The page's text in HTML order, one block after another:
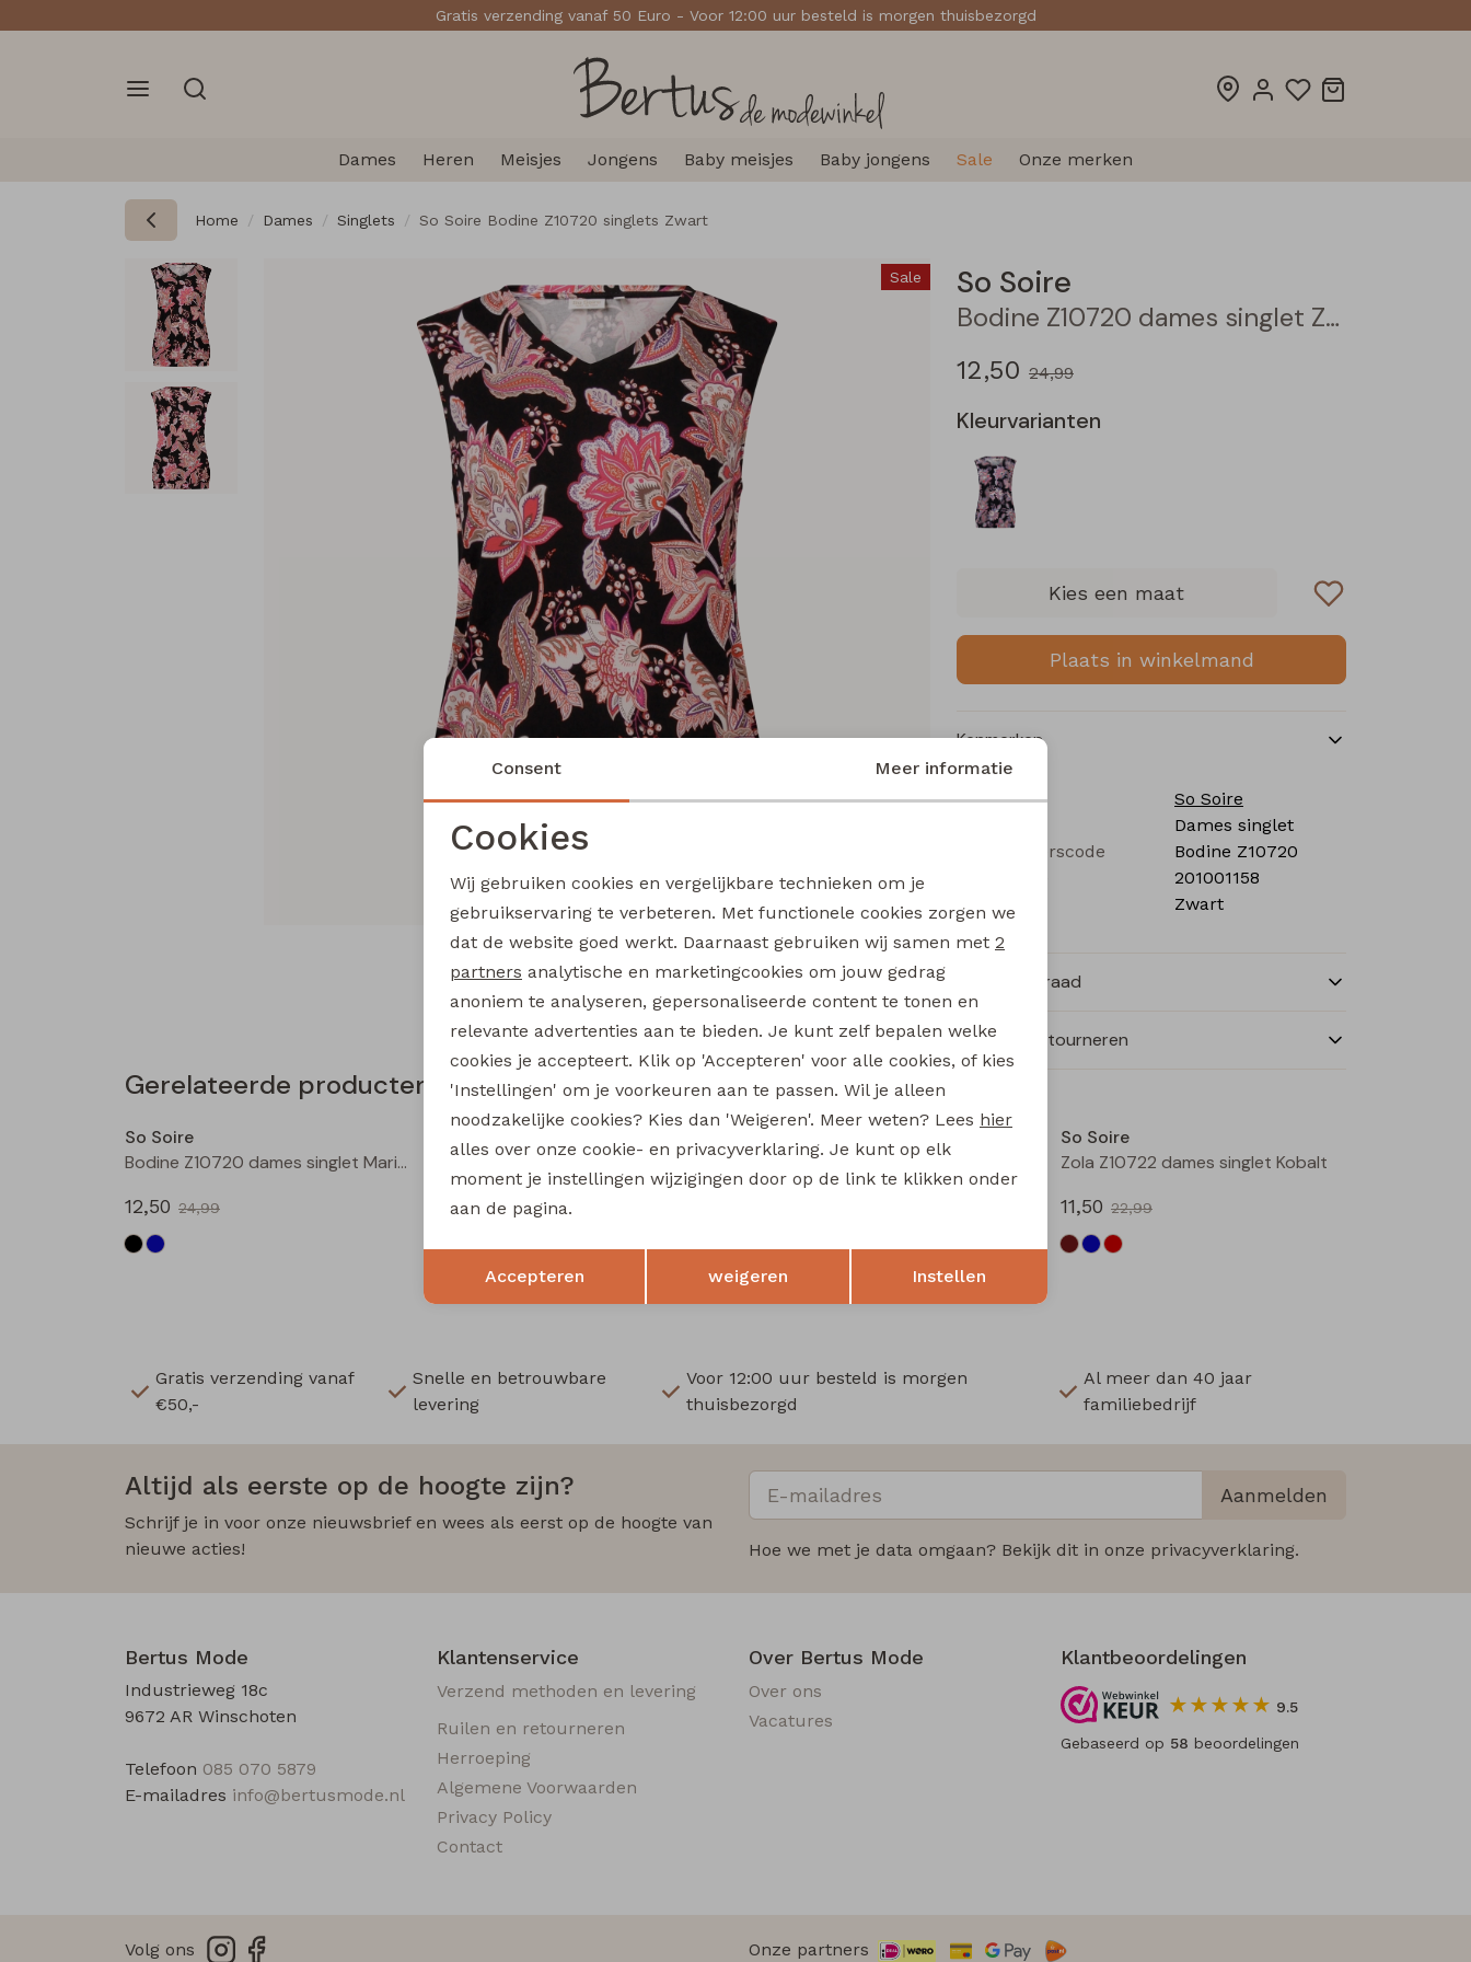
Gratis verzending vanaf 50 Euro - Voor 12:00 uur besteld is morgen thuisbezorgd
Dames Heren Meisjes Jongens Baby meisjes Baby jongens Sale Onze merken
Home Dames Singlets So Soire Bodine Z10720 singlets Zwart
Sale So Soire
Bodine Z10720 dames singlet Zwart
12,50 24,99
Kleurvarianten
Kies een maat
Plaats in winkelmand
Kenmerken
Merk
So Soire
Dames singlet
Leverancierscode
Bodine Z10720
201001158
Kleur
Zwart
Winkelvoorraad
Ruilen en retourneren
Gerelateerde producten
Sale
So Soire
Bodine Z10720 dames singlet Marine
12,50 24,99
Sale
Pip Z10721 dames singlet Ecru
12,50
24,99
So Soire
Zola Z10722 dames singlet Bruin
So Soire
Zola Z10722 dames singlet Kobalt
11,50 22,99
Gratis verzending vanaf
€50,-
Snelle en betrouwbare
levering
Voor 12:00 uur besteld is morgen
thuisbezorgd
Al meer dan 40 jaar
familiebedrijf
Altijd als eerste op de hoogte zijn?
Schrijf je in voor onze nieuwsbrief en wees als eerst op de hoogte van
nieuwe acties!
Aanmelden
Hoe we met je data omgaan? Bekijk dit in onze privacyverklaring.
Bertus Mode
Industrieweg 18c
9672 AR Winschoten
Telefoon 085 070 5879
E-mailadres info@bertusmode.nl
Klantenservice
Verzend methoden en levering
Ruilen en retourneren
Herroeping
Algemene Voorwaarden
Privacy Policy
Contact
Over Bertus Mode
Over ons
Vacatures
Klantbeoordelingen
9.5
Gebaseerd op 58 beoordelingen
Volg ons Onze partners
Noodzakelijke cookies
Analytische cookies Marketing cookies
Terug Opslaan
Consent Meer informatie
Cookies
Wij gebruiken cookies en vergelijkbare technieken om je
gebruikservaring te verbeteren. Met functionele cookies zorgen we
dat de website goed werkt. Daarnaast gebruiken wij samen met 2
partners analytische en marketingcookies om jouw gedrag
anoniem te analyseren, gepersonaliseerde content te tonen en
relevante advertenties aan te bieden. Je kunt zelf bepalen welke
cookies je accepteert. Klik op 'Accepteren' voor alle cookies, of kies
'Instellingen' om je voorkeuren aan te passen. Wil je alleen
noodzakelijke cookies? Kies dan 'Weigeren'. Meer weten? Lees hier
alles over onze cookie- en privacyverklaring. Je kunt op elk
moment je instellingen wijzigingen door op de link te klikken onder
aan de pagina.
Accepteren weigeren Instellen